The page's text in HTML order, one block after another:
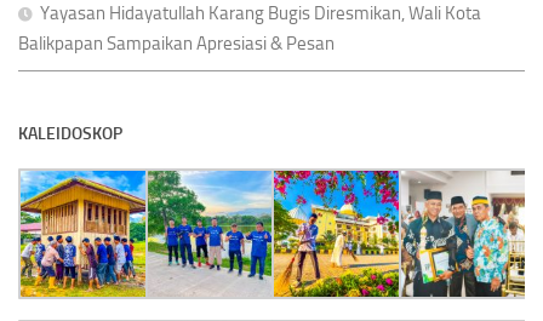
Yayasan Hidayatullah Karang Bugis Diresmikan, Wali Kota
Balikpapan Sampaikan Apresiasi & Pesan
KALEIDOSKOP